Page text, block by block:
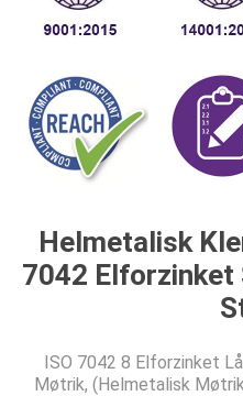
Helmetalisk
7042 Elforzinket
ISO 7042 8 Elforzinket
Møtrik, (Helmetalisk